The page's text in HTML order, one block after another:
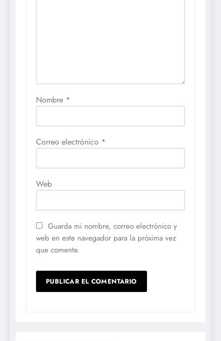
Nombre *
Correo electrónico *
Web
Guarda mi nombre, correo electrónico y
web en este navegador para la próxima vez
que comente.